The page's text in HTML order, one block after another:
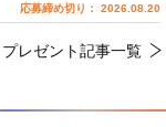
応募締め切り： 2026.08.20
プレゼント記事一覧